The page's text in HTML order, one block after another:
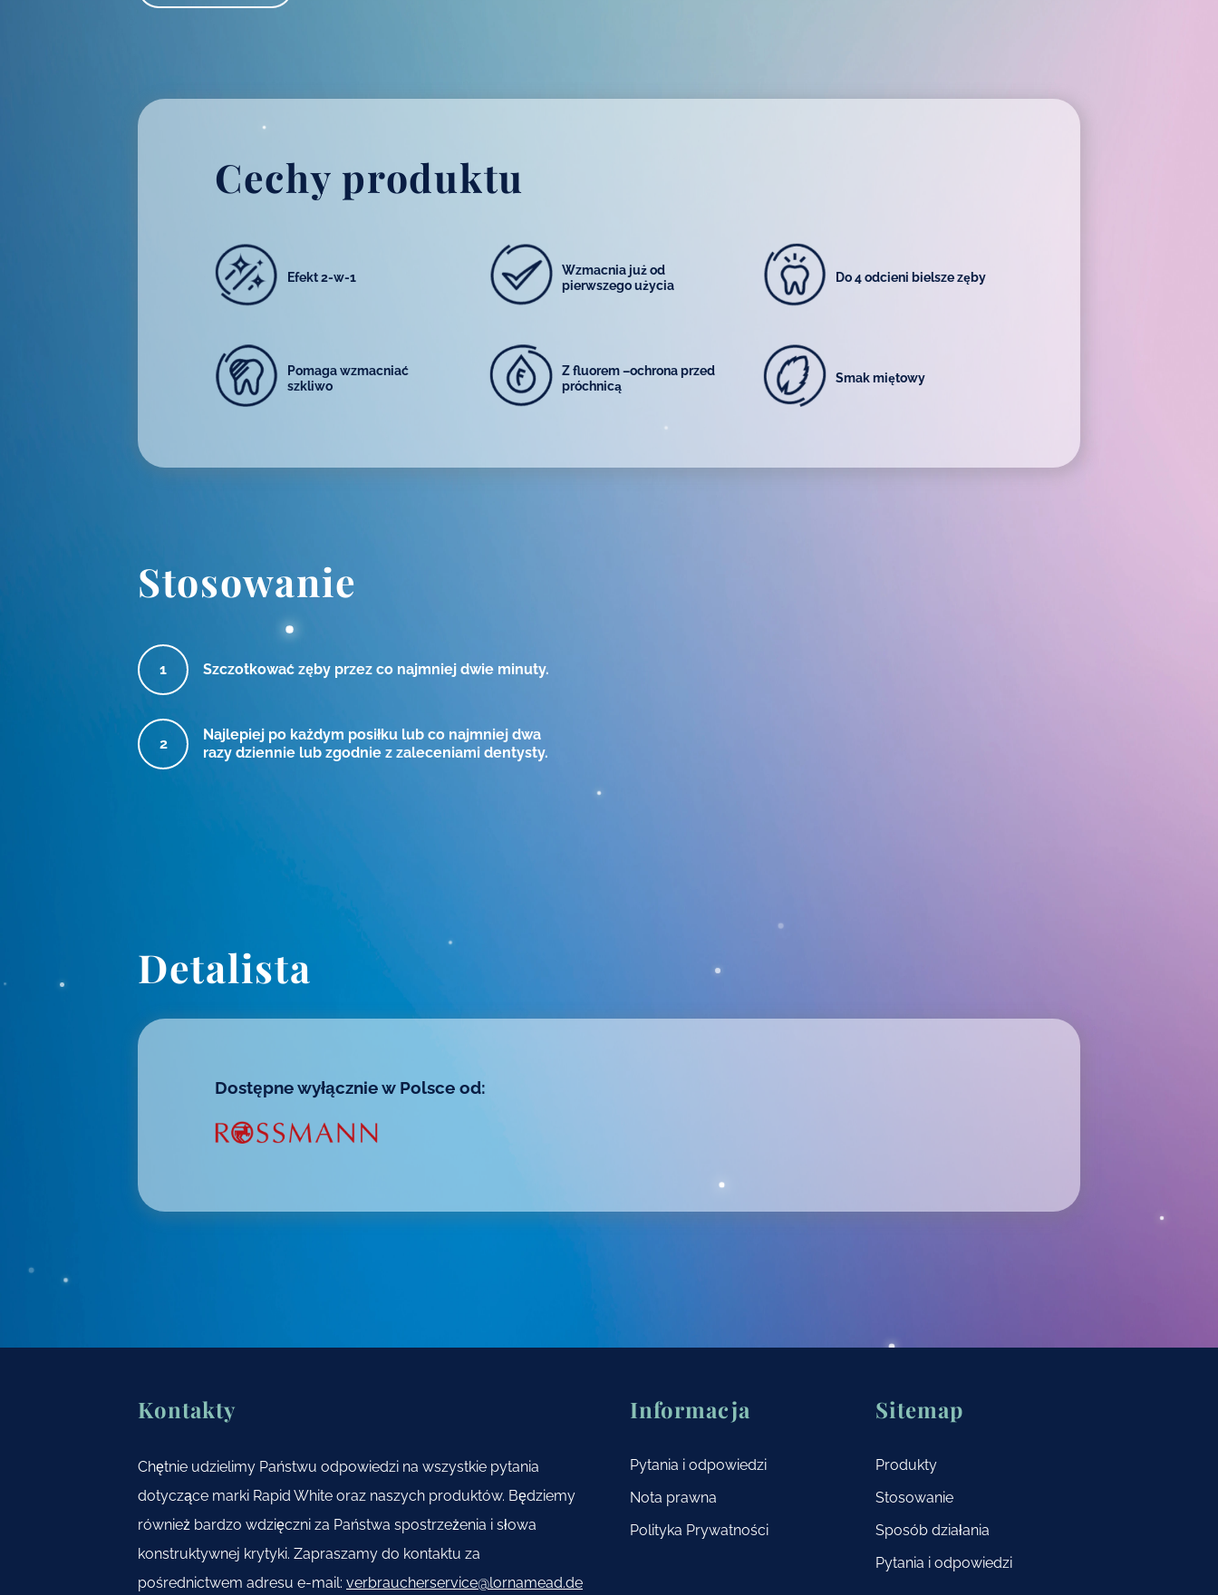
Cechy produktu
Efekt 2-w-1
Wzmacnia już od
pierwszego użycia
Do 4 odcieni bielsze zęby
Pomaga wzmacniać
szkliwo
Z fluorem –ochrona przed
próchnicą
Smak miętowy
Stosowanie
Szczotkować zęby przez co najmniej dwie minuty.
Najlepiej po każdym posiłku lub co najmniej dwa
razy dziennie lub zgodnie z zaleceniami dentysty.
Detalista
Dostępne wyłącznie w Polsce od:
Kontakty
Chętnie udzielimy Państwu odpowiedzi na wszystkie pytania
dotyczące marki Rapid White oraz naszych produktów. Będziemy
również bardzo wdzięczni za Państwa spostrzeżenia i słowa
konstruktywnej krytyki. Zapraszamy do kontaktu za
pośrednictwem adresu e-mail: verbraucherservice@lornamead.de
Informacja
Pytania i odpowiedzi
Nota prawna
Polityka Prywatności
Sitemap
Produkty
Stosowanie
Sposób działania
Pytania i odpowiedzi